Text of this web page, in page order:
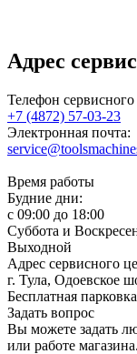
Адрес
Телефон сервисного
+7 (4872) 57-03-23
Электронная почта:
Время работы
Будние дни:
c 09:00 до 18:00
Суббота и
Выходной
Адрес сервисного
г. Тула, Одоевское
Бесплатная
Задать вопрос
Вы можете задать
или работе магазина.